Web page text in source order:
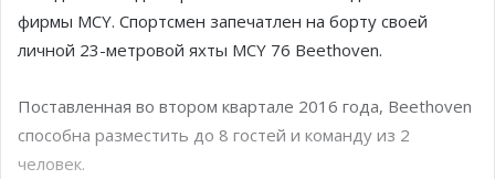
фирмы MCY. Спортсмен запечатлен на борту своей
личной 23-метровой яхты MCY 76 Beethoven.
Поставленная во втором квартале 2016 года, Beethoven
способна разместить до 8 гостей и команду из 2
человек.